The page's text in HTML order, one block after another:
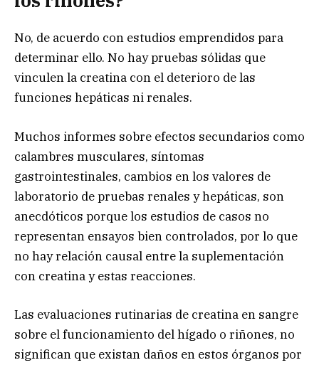
No, de acuerdo con estudios emprendidos para
determinar ello. No hay pruebas sólidas que
vinculen la creatina con el deterioro de las
funciones hepáticas ni renales.
Muchos informes sobre efectos secundarios como
calambres musculares, síntomas
gastrointestinales, cambios en los valores de
laboratorio de pruebas renales y hepáticas, son
anecdóticos porque los estudios de casos no
representan ensayos bien controlados, por lo que
no hay relación causal entre la suplementación
con creatina y estas reacciones.
Las evaluaciones rutinarias de creatina en sangre
sobre el funcionamiento del hígado o riñones, no
significan que existan daños en estos órganos por